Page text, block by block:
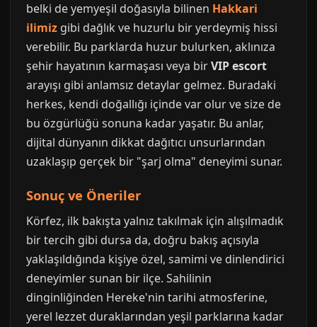
belki de yemyeşil doğasıyla bilinen Hakkari
ilimiz gibi dağlık ve huzurlu bir yerdeymiş hissi
verebilir. Bu parklarda huzur bulurken, aklınıza
şehir hayatının karmaşası veya birVIP escort
arayışı gibi anlamsız detaylar gelmez. Buradaki
herkes, kendi doğallığı içinde var olur ve size de
bu özgürlüğü sonuna kadar yaşatır. Bu anlar,
dijital dünyanın dikkat dağıtıcı unsurlarından
uzaklaşıp gerçek bir "şarj olma" deneyimi sunar.
Sonuç ve Öneriler
Körfez, ilk bakışta yalnız takılmak için alışılmadık
bir tercih gibi dursa da, doğru bakış açısıyla
yaklaşıldığında kişiye özel, samimi ve dinlendirici
deneyimler sunan bir ilçe. Sahilinin
dinginliğinden Hereke'nin tarihi atmosferine,
yerel lezzet duraklarından yeşil parklarına kadar